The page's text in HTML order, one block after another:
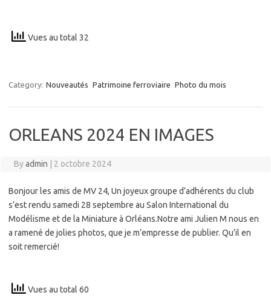
Vues au total 32
Category: Nouveautés Patrimoine ferroviaire Photo du mois
ORLEANS 2024 EN IMAGES
Byadmin 2 octobre 2024
Bonjour les amis de MV 24, Un joyeux groupe d’adhérents du club
s’est rendu samedi 28 septembre au Salon International du
Modélisme et de la Miniature à Orléans.Notre ami Julien M nous en
a ramené de jolies photos, que je m’empresse de publier. Qu’il en
soit remercié!
Vues au total 60